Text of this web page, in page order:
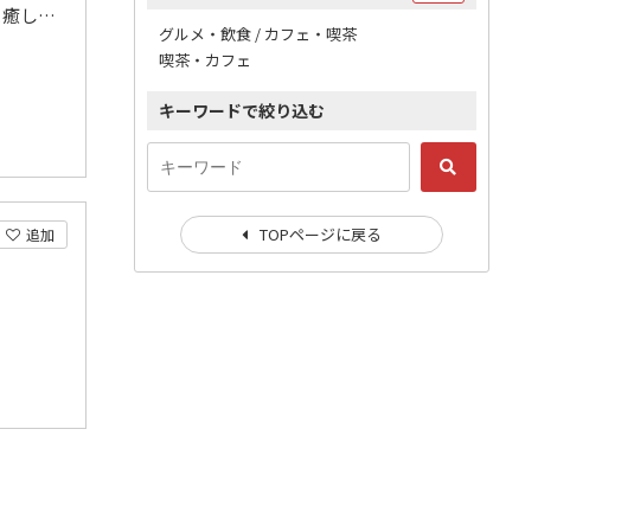
ホッとひと息つきたくなったときにぴったり! 美味しい料理と癒しの空間を満喫
追加
グルメ・飲食 / カフェ・喫茶
喫茶・カフェ
キーワードで絞り込む
TOPページに戻る